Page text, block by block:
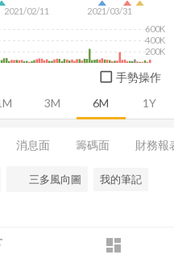
dashboard
3M 6M 1Y
2021/02/11 2021/03/31
200K
400K
600K
手勢操作
消息面 籌碼面 財務報
三多風向圖 我的筆記